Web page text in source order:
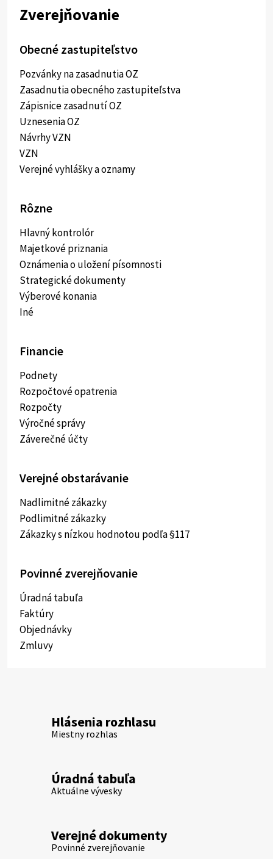
Zverejňovanie
Obecné zastupiteľstvo
Pozvánky na zasadnutia OZ
Zasadnutia obecného zastupiteľstva
Zápisnice zasadnutí OZ
Uznesenia OZ
Návrhy VZN
VZN
Verejné vyhlášky a oznamy
Rôzne
Hlavný kontrolór
Majetkové priznania
Oznámenia o uložení písomnosti
Strategické dokumenty
Výberové konania
Iné
Financie
Podnety
Rozpočtové opatrenia
Rozpočty
Výročné správy
Záverečné účty
Verejné obstarávanie
Nadlimitné zákazky
Podlimitné zákazky
Zákazky s nízkou hodnotou podľa §117
Povinné zverejňovanie
Úradná tabuľa
Faktúry
Objednávky
Zmluvy
Hlásenia rozhlasu
Miestny rozhlas
Úradná tabuľa
Aktuálne vývesky
Verejné dokumenty
Povinné zverejňovanie